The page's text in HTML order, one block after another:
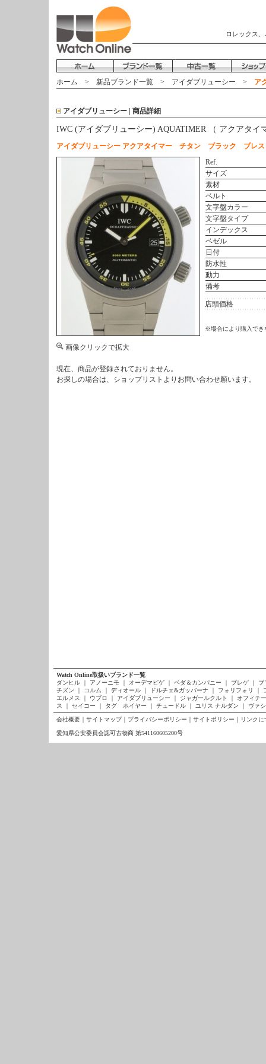
ロレックス
ホーム > 新品ブランド一覧 > アイダブリューシー > ア
アイダブリューシー | 商品詳細
IWC (アイダブリューシー) AQUATIMER （ アクアタイ
アイダブリューシー アクアタイマー チタン ブラック ブレス
画像クリックで拡大
Ref.
サイズ
素材
ベルト
文字盤カラー
文字盤タイプ
インデックス
ベゼル
日付
防水性
動力
備考
店頭価格
※場合により購入でき
現在、商品が登録されておりません。
お探しの場合は、 ショップリスト よりお問い合わせ願います。
Watch Online取扱いブランド一覧
ダンヒル
｜ アノーニモ ｜ オーデマピゲ ｜ ベダ＆カンパニー ｜ ブレゲ ｜
ブ
チズン
｜ コルム ｜ ディオール ｜ ドルチェ&ガッバーナ ｜ フォリフォリ ｜
エルメス
｜ ウブロ ｜ アイダブリューシー ｜ ジャガールクルト ｜
オフィチ
ス
｜ セイコー ｜ タグ ホイヤー ｜ チュードル ｜ ユリス ナルダン ｜ ヴァ
会社概要 ｜ サイトマップ｜ プライバシーポリシー ｜ サイトポリシー ｜ リンクに
愛知県公安委員会認可古物商 第541160605200号